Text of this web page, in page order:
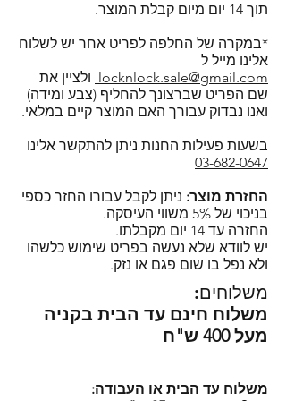
- polypropylene)
Phthalate.
בקופסאות של לוק אנד לוק ניתן
לחמם במיקרוגל ללא חשש (עם
מכסה פתוח), להקפיא ולנקות במדיח
כלים (רצוי במדף העליון).
רוצים לדעת למה ביותר ממאה
מדינות ברחבי העולם בוחרים
בקופסאות המזון של לוק אנד לוק?
הקליקו!
הסדרה הקלאסית של לוק אנד לוק -
Lock and Lock Classic.
- הקנייה באתר מאובטחת בתקן
SSL.
בדרכים הבאות:
בשעות 9:30 - 17:30 יום ו' 9:30-14:30.
במייל:locknlock.sale@gmail.com
בצ'אט דרך האתר, מומלץ לחכות
מספר דקות למענה או לחילופין
להשאיר פרטים כדי שנוכל ליצור קשר
בחזרה.
עדכונים על מבצעים, מוצרים חדשים
ועוד!
תוך 14 יום מיום קבלת המוצר.
*במקרה של החלפה לפריט אחר יש לשלוח
אלינו מייל ל
locknlock.sale@gmail.com ולציין את
שם הפריט שברצונך להחליף (צבע ומידה)
ואנו נבדוק עבורך האם המוצר קיים במלאי.
בשעות פעילות החנות ניתן להתקשר אלינו
03-682-0647
החזרת מוצר: ניתן לקבל עבורו החזר כספי
בניכוי של 5% משווי העיסקה.
החזרה עד 14 יום מקבלתו.
יש לוודא שלא נעשה בפריט שימוש כלשהו
ולא נפל בו שום פגם או נזק.
משלוחים:
משלוח חינם עד הבית בקניה
מעל 400 ש"ח
משלוח עד הבית או העבודה: